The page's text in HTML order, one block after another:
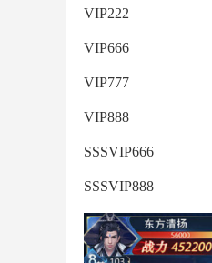
VIP222
VIP666
VIP777
VIP888
SSSVIP666
SSSVIP888